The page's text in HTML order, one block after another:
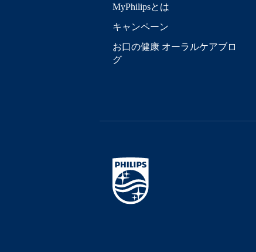
MyPhilipsとは
キャンペーン
お口の健康 オーラルケアブロ
グ